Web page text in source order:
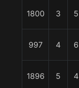
1800 3 5
997 4 6
1896 5 4